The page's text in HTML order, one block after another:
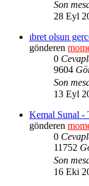
Son
28 Eyl
ıbret olsun
gönderen
0
9604
Son
13 Eyl
Kemal Sunal -
gönderen
0
11752
Son
16 Eki